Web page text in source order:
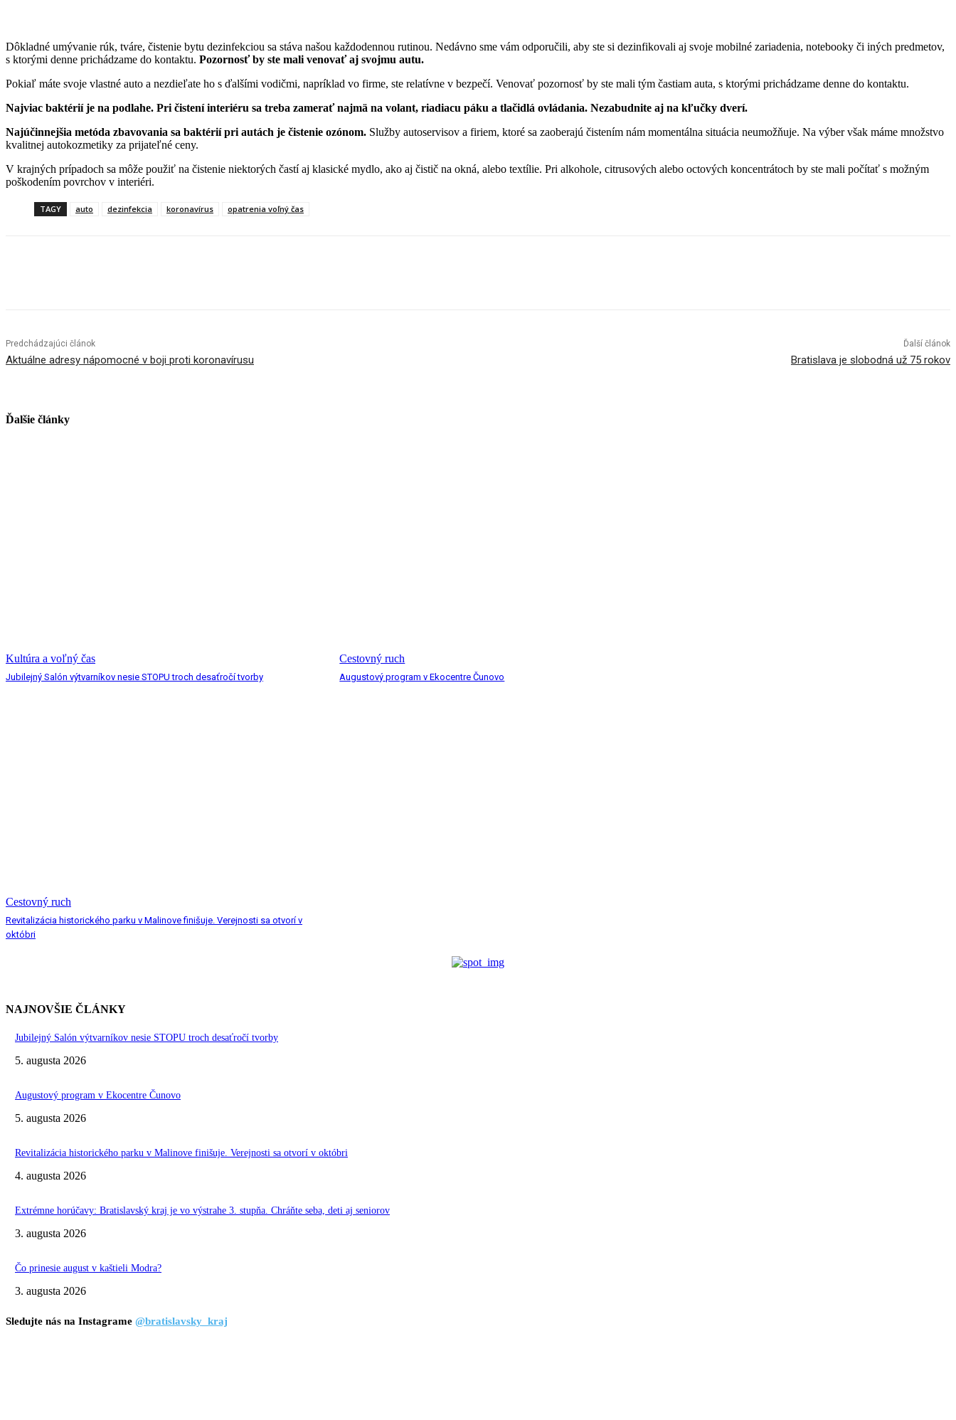
Dôkladné umývanie rúk, tváre, čistenie bytu dezinfekciou sa stáva našou každodennou rutinou. Nedávno sme vám odporučili, aby ste si dezinfikovali aj svoje mobilné zariadenia, notebooky či iných predmetov,
s ktorými denne prichádzame do kontaktu. Pozornosť by ste mali venovať aj svojmu autu.
Pokiaľ máte svoje vlastné auto a nezdieľate ho s ďalšími vodičmi, napríklad vo firme, ste relatívne v bezpečí. Venovať pozornosť by ste mali tým častiam auta, s ktorými prichádzame denne do kontaktu.
Najviac baktérií je na podlahe. Pri čistení interiéru sa treba zamerať najmä na volant, riadiacu páku a tlačidlá ovládania. Nezabudnite aj na kľučky dverí.
Najúčinnejšia metóda zbavovania sa baktérií pri autách je čistenie ozónom. Služby autoservisov a firiem, ktoré sa zaoberajú čistením nám momentálna situácia neumožňuje. Na výber však máme množstvo
kvalitnej autokozmetiky za prijateľné ceny.
V krajných prípadoch sa môže použiť na čistenie niektorých častí aj klasické mydlo, ako aj čistič na okná, alebo textílie. Pri alkohole, citrusových alebo octových koncentrátoch by ste mali počítať s možným
poškodením povrchov v interiéri.
TAGY auto dezinfekcia koronavírus opatrenia voľný čas
Predchádzajúci článok
Aktuálne adresy nápomocné v boji proti koronavírusu
Ďalší článok
Bratislava je slobodná už 75 rokov
Ďalšie články
Kultúra a voľný čas
Jubilejný Salón výtvarníkov nesie STOPU troch desaťročí tvorby
Cestovný ruch
Augustový program v Ekocentre Čunovo
Cestovný ruch
Revitalizácia historického parku v Malinove finišuje. Verejnosti sa otvorí v
októbri
NAJNOVŠIE ČLÁNKY
Jubilejný Salón výtvarníkov nesie STOPU troch desaťročí tvorby
5. augusta 2026
Augustový program v Ekocentre Čunovo
5. augusta 2026
Revitalizácia historického parku v Malinove finišuje. Verejnosti sa otvorí v októbri
4. augusta 2026
Extrémne horúčavy: Bratislavský kraj je vo výstrahe 3. stupňa. Chráňte seba, deti aj seniorov
3. augusta 2026
Čo prinesie august v kaštieli Modra?
3. augusta 2026
Sledujte nás na Instagrame @bratislavsky_kraj